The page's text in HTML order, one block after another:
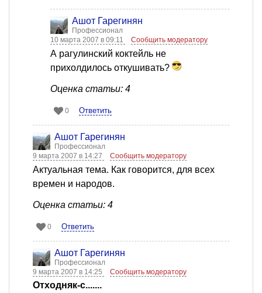
Ашот Гарегинян
Профессионал
10 марта 2007 в 09:11
Сообщить модератору
А рагулинский коктейль не
прихолдилось откушивать?
Оценка статьи: 4
0 Ответить
Ашот Гарегинян
Профессионал
9 марта 2007 в 14:27
Сообщить модератору
Актуальная тема. Как говорится, для всех
времен и народов.
Оценка статьи: 4
0 Ответить
Ашот Гарегинян
Профессионал
9 марта 2007 в 14:25
Сообщить модератору
Отходняк-с.......